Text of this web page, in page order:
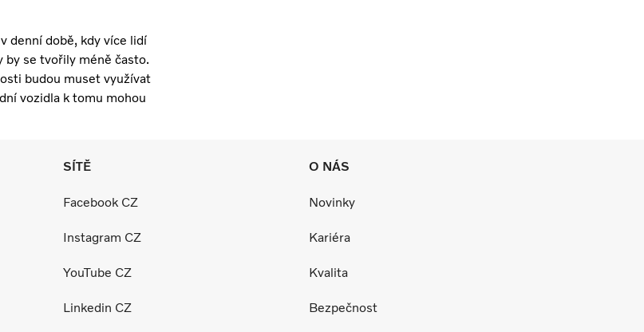
denní době, kdy více lidí
by se tvořily méně často.
budou muset využívat
vozidla k tomu mohou
SÍTĚ
Facebook CZ
Instagram CZ
YouTube CZ
Linkedin CZ
O NÁS
Novinky
Kariéra
Kvalita
Bezpečnost